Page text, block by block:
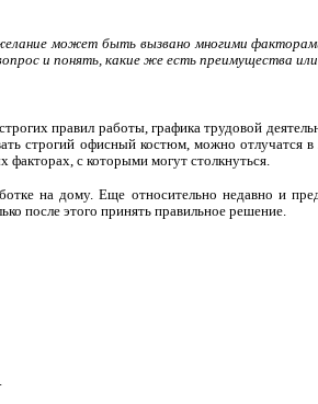
может быть вызвано многими
и понять, какие же есть преимущества
правил работы, графика трудовой
строгий офисный костюм, можно отлучатся
с которыми могут столкнуться.
на дому. Еще относительно недавно и
после этого принять правильное решение.